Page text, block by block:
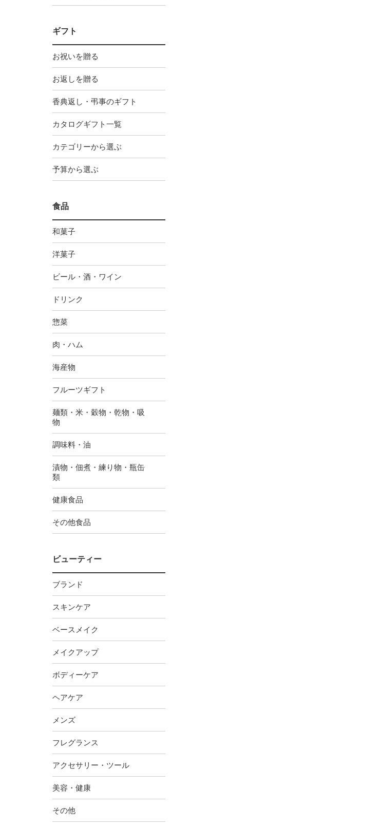
ギフト
お祝いを贈る
お返しを贈る
香典返し・弔事のギフト
カタログギフト一覧
カテゴリーから選ぶ
予算から選ぶ
食品
和菓子
洋菓子
ビール・酒・ワイン
ドリンク
惣菜
肉・ハム
海産物
フルーツギフト
麺類・米・穀物・乾物・吸
物
調味料・油
漬物・佃煮・練り物・瓶缶
類
健康食品
その他食品
ビューティー
ブランド
スキンケア
ベースメイク
メイクアップ
ボディーケア
ヘアケア
メンズ
フレグランス
アクセサリー・ツール
美容・健康
その他